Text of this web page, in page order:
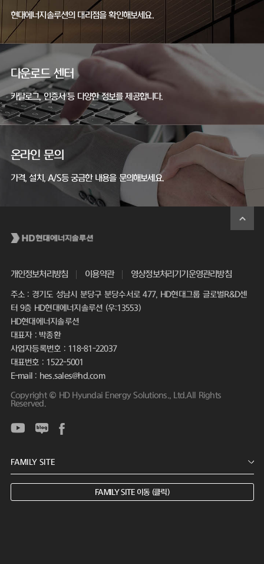
현대에너지솔루션의 대리점을 확인해보세요.
다운로드 센터
카탈로그, 인증서 등 다양한 정보를 제공합니다.
온라인 문의
가격, 설치, A/S등 궁금한 내용을 문의해보세요.
개인정보처리방침 이용약관 영상정보처리기기운영관리방침
주소 : 경기도 성남시 분당구 분당수서로 477, HD현대그룹 글로벌R&D센
터 9층 HD현대에너지솔루션 (우:13553)
HD현대에너지솔루션
대표자 : 박종환
사업자등록번호 : 118-81-22037
대표번호 : 1522-5001
E-mail : hes.sales@hd.com
Copyright © HD Hyundai Energy Solutions., Ltd.All Rights
Reserved.
FAMILY SITE 이동 (클릭)